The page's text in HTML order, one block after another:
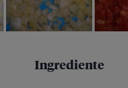
Ingrediente